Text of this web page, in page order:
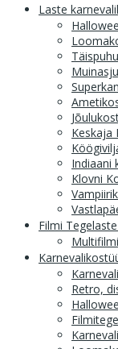
Laste
Keskaja
Indiaani
Klovni
Filmi
Retro,